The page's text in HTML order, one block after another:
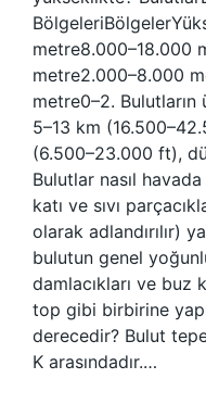
metre8.000–18.000
metre2.000–8.000
metre0–2.
5–13 km
(6.500–23.000 ft),
Bulutlar nasıl
katı ve sıvı
olarak adlandırılır)
bulutun genel
damlacıkları ve
top gibi birbirine
derecedir? Bulut
K arasındadır.…